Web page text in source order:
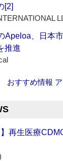
[2]
Apeloa、日本
推進
おすすめ情報
再生医療